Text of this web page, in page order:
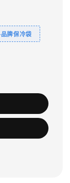
牌保冷袋